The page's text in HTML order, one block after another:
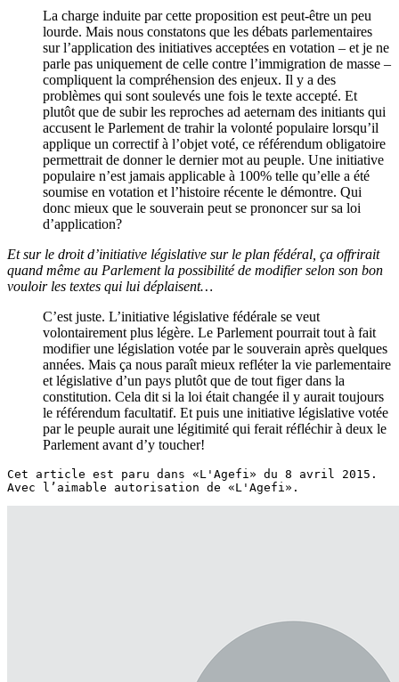
La charge induite par cette proposition est peut-être un peu
lourde. Mais nous constatons que les débats parlementaires
sur l’application des initiatives acceptées en votation – et je ne
parle pas uniquement de celle contre l’immigration de masse –
compliquent la compréhension des enjeux. Il y a des
problèmes qui sont soulevés une fois le texte accepté. Et
plutôt que de subir les reproches ad aeternam des initiants qui
accusent le Parlement de trahir la volonté populaire lorsqu’il
applique un correctif à l’objet voté, ce référendum obligatoire
permettrait de donner le dernier mot au peuple. Une initiative
populaire n’est jamais applicable à 100% telle qu’elle a été
soumise en votation et l’histoire récente le démontre. Qui
donc mieux que le souverain peut se prononcer sur sa loi
d’application?
Et sur le droit d’initiative législative sur le plan fédéral, ça offrirait
quand même au Parlement la possibilité de modifier selon son bon
vouloir les textes qui lui déplaisent…
C’est juste. L’initiative législative fédérale se veut
volontairement plus légère. Le Parlement pourrait tout à fait
modifier une législation votée par le souverain après quelques
années. Mais ça nous paraît mieux refléter la vie parlementaire
et législative d’un pays plutôt que de tout figer dans la
constitution. Cela dit si la loi était changée il y aurait toujours
le référendum facultatif. Et puis une initiative législative votée
par le peuple aurait une légitimité qui ferait réfléchir à deux le
Parlement avant d’y toucher!
Cet article est paru dans «L'Agefi» du 8 avril 2015.
Avec l’aimable autorisation de «L'Agefi».